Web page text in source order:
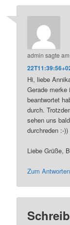
admin sagte
Hi, liebe
Gerade
beantwortet
durch.
sehen uns
durchreden :-))
Liebe Grüße,
Zum